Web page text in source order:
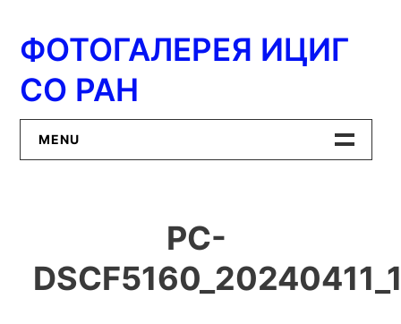
содержимому
ФОТОГАЛЕРЕЯ ИЦИГ
СО РАН
MENU
ИЦиГ СО РАН
PC-